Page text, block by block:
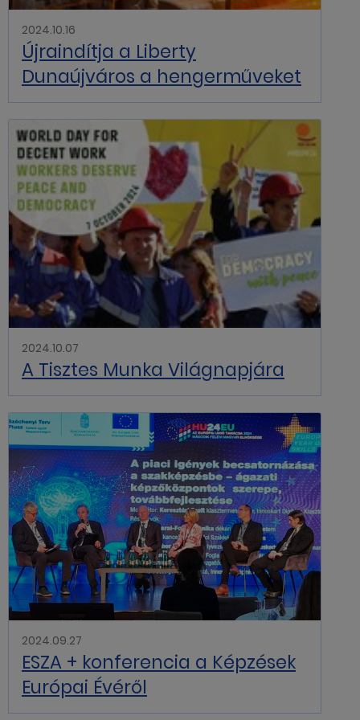
2024.10.16
Újraindítja a Liberty
Dunaújváros a hengerműveket
2024.10.07
A Tisztes Munka Világnapjára
2024.09.27
ESZA + konferencia a Képzések
Európai Évéről